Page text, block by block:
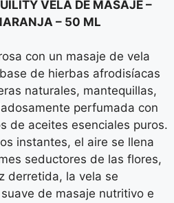
VELA DE MASAJE –
– 50 ML
con un masaje de vela
de hierbas afrodisíacas
naturales, mantequillas,
perfumada con
de aceites esenciales puros.
instantes, el aire se llena
seductores de las flores,
derretida, la vela se
de masaje nutritivo e